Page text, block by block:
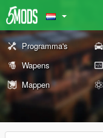
Programma's
Wapens
Mappen